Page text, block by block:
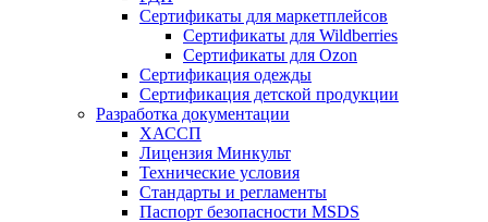
Сертификаты для маркетплейсов
Сертификаты для Wildberries
Сертификаты для Ozon
Сертификация одежды
Сертификация детской продукции
Разработка документации
ХАССП
Лицензия Минкульт
Технические условия
Стандарты и регламенты
Паспорт безопасности MSDS